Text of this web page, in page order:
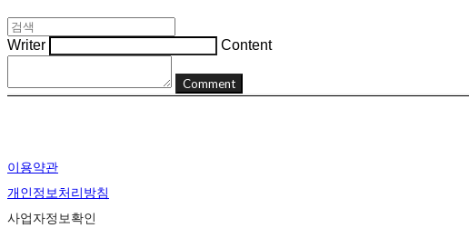
Writer Content
Comment
이용약관
개인정보처리방침
사업자정보확인